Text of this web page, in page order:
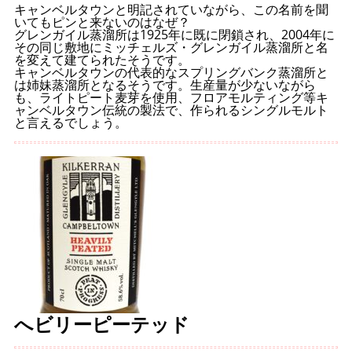
キャンベルタウンと明記されていながら、この名前を聞
いてもピンと来ないのはなぜ？
グレンガイル蒸溜所は1925年に既に閉鎖され、2004年に
その同じ敷地にミッチェルズ・グレンガイル蒸溜所と名
を変えて建てられたそうです。
キャンベルタウンの代表的なスプリングバンク蒸溜所と
は姉妹蒸溜所となるそうです。生産量が少ないながら
も、ライトピート麦芽を使用、フロアモルティング等キ
ャンベルタウン伝統の製法で、作られるシングルモルト
と言えるでしょう。
へビリーピーテッド